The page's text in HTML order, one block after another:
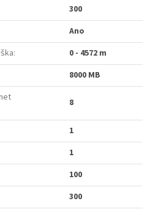
300
Ano
:
0 - 4572 m
8000 MB
8
1
1
100
300